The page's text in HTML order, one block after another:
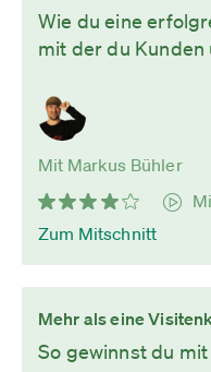
Wie du eine
mit der du Kunden
Mit Markus Bühler
Zum Mitschnitt
Mehr als eine
So gewinnst du